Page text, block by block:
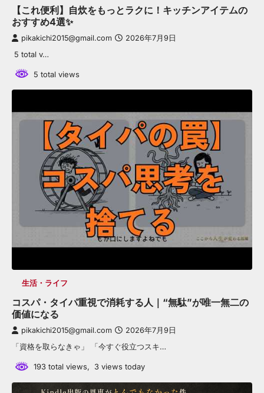
【これ便利】自炊をもっとラクに！キッチンアイテムの
おすすめ4選✨
pikakichi2015@gmail.com 2026年7月9日
5 total v…
5 total views
生活・ライフ
コスパ・タイパ重視で消耗する人｜“無駄”が唯一無二の
価値になる
pikakichi2015@gmail.com 2026年7月9日
「資格を取らなきゃ」 「今すぐ役立つスキ…
193 total views, 3 views today